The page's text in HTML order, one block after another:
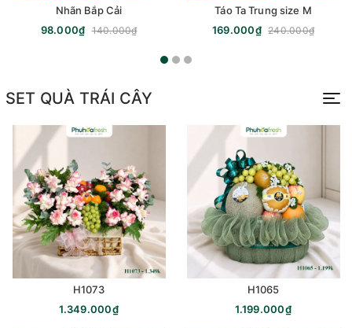
Nhãn Bắp Cải
98.000₫ 140.000₫
Táo Ta Trung size M
169.000₫ 240.000₫
SET QUÀ TRÁI CÂY
H1073
1.349.000₫
H1065
1.199.000₫